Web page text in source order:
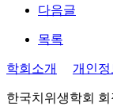
다음글
목록
학회소개 개인정
한국치위생학회 회